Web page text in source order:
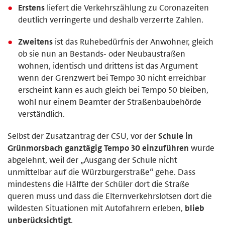
Erstens liefert die Verkehrszählung zu Coronazeiten
deutlich verringerte und deshalb verzerrte Zahlen.
Zweitens ist das Ruhebedürfnis der Anwohner, gleich
ob sie nun an Bestands- oder Neubaustraßen
wohnen, identisch und drittens ist das Argument
wenn der Grenzwert bei Tempo 30 nicht erreichbar
erscheint kann es auch gleich bei Tempo 50 bleiben,
wohl nur einem Beamter der Straßenbaubehörde
verständlich.
Selbst der Zusatzantrag der CSU, vor derSchule in
Grünmorsbach ganztägig Tempo 30 einzuführen wurde
abgelehnt, weil der „Ausgang der Schule nicht
unmittelbar auf die Würzburgerstraße“ gehe. Dass
mindestens die Hälfte der Schüler dort die Straße
queren muss und dass die Elternverkehrslotsen dort die
wildesten Situationen mit Autofahrern erleben, blieb
unberücksichtigt.